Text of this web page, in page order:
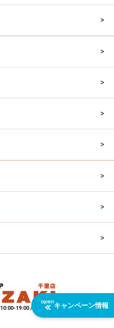
キャンペーン情報
10:00-19:00 / 水曜定休